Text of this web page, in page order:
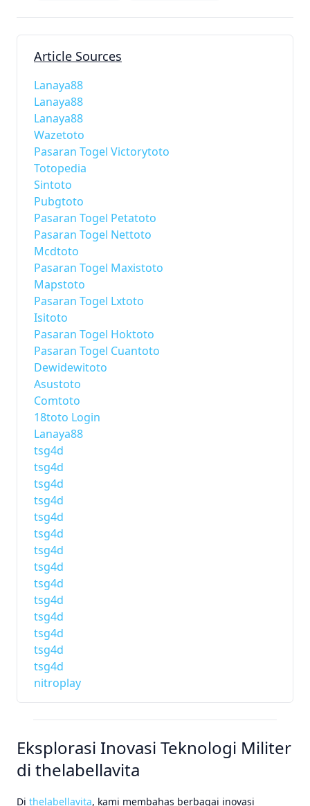
Article Sources
Lanaya88
Lanaya88
Lanaya88
Wazetoto
Pasaran Togel Victorytoto
Totopedia
Sintoto
Pubgtoto
Pasaran Togel Petatoto
Pasaran Togel Nettoto
Mcdtoto
Pasaran Togel Maxistoto
Mapstoto
Pasaran Togel Lxtoto
Isitoto
Pasaran Togel Hoktoto
Pasaran Togel Cuantoto
Dewidewitoto
Asustoto
Comtoto
18toto Login
Lanaya88
tsg4d
tsg4d
tsg4d
tsg4d
tsg4d
tsg4d
tsg4d
tsg4d
tsg4d
tsg4d
tsg4d
tsg4d
tsg4d
tsg4d
nitroplay
Eksplorasi Inovasi Teknologi Militer
di thelabellavita
Di thelabellavita, kami membahas berbagai inovasi